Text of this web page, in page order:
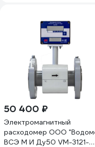
50 400 ₽
Электромагнитный
расходомер ООО
ВСЭ М И Ду50 VM-3121-